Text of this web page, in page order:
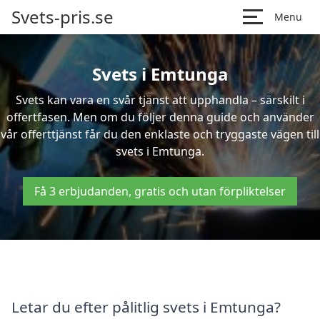
Svets-pris.se Menu
Svets i Emtunga
Svets kan vara en svår tjänst att upphandla – särskilt i
offertfasen. Men om du följer denna guide och använder
vår offerttjänst får du den enklaste och tryggaste vägen till
svets i Emtunga.
Få 3 erbjudanden, gratis och utan förpliktelser
Letar du efter pålitlig svets i Emtunga?